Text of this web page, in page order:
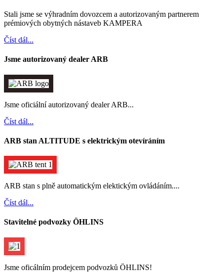
Stali jsme se výhradním dovozcem a autorizovaným partnerem
prémiových obytných nástaveb KAMPERA
Číst dál...
Jsme autorizovaný dealer ARB
Jsme oficiální autorizovaný dealer ARB...
Číst dál...
ARB stan ALTITUDE s elektrickým otevíráním
ARB stan s plně automatickým elektickým ovládáním....
Číst dál...
Stavitelné podvozky ÖHLINS
Jsme oficálním prodejcem podvozků ÖHLINS!